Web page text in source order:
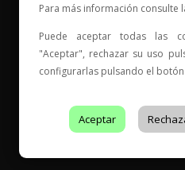
Entidad de Certificación de
con acreditación Nº 199/C-
Para más información consulte
Puede aceptar todas las
"Aceptar", rechazar su uso
configurarlas pulsando el
Aceptar